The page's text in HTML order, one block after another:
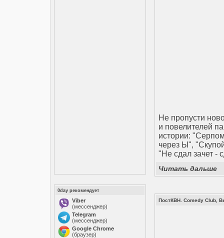
0day рекомендует
Viber
(мессенджер)
Telegram
(мессенджер)
Google Chrome
(браузер)
Не пропусти
и повелителей
истории:
через Ы",
"Не сдал зачет -
Читать дальше
ПостКВН. Comedy Club,